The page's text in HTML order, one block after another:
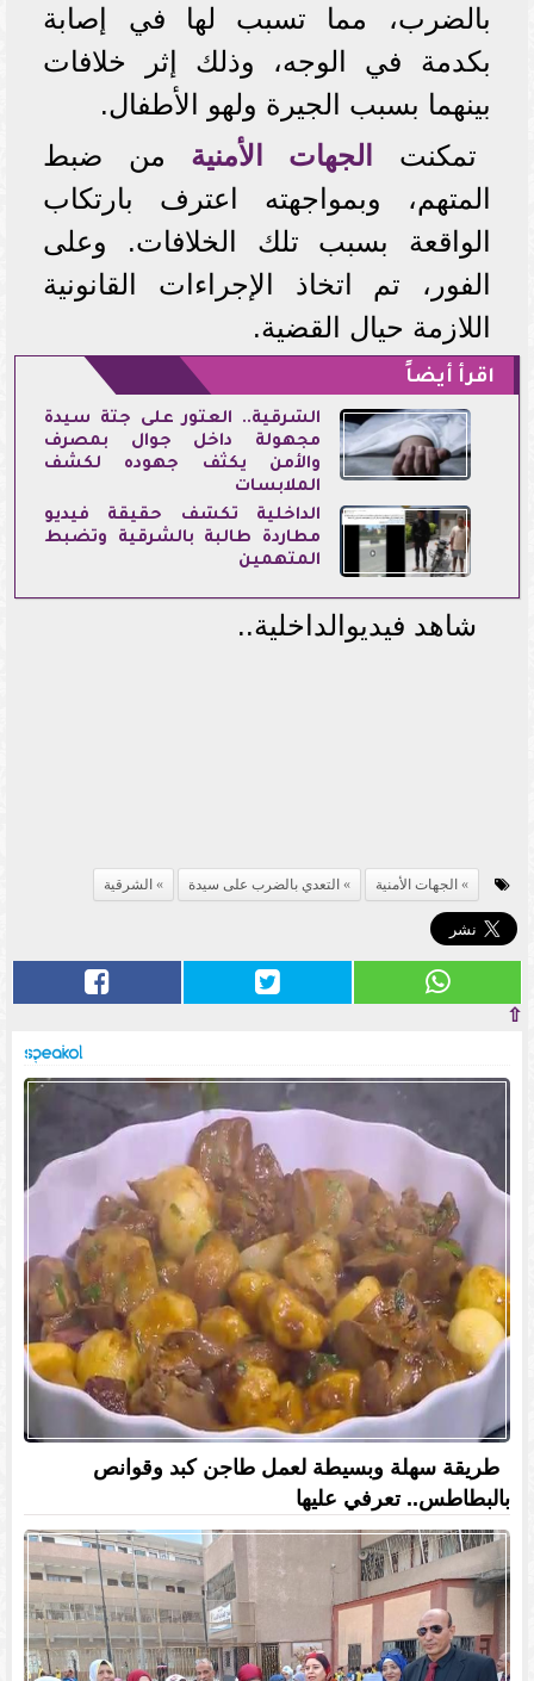
بالضرب، مما تسبب لها في إصابة
بكدمة في الوجه، وذلك إثر خلافات
بينهما بسبب الجيرة ولهو الأطفال.
تمكنت
الجهات الأمنية من ضبط
المتهم، وبمواجهته اعترف بارتكاب
الواقعة بسبب تلك الخلافات. وعلى
الفور، تم اتخاذ الإجراءات القانونية
اللازمة حيال القضية.
اقرأ أيضاً
الشرقية.. العثور على جثة سيدة
مجهولة داخل جوال بمصرف
والأمن يكثف جهوده لكشف
الملابسات
الداخلية تكشف حقيقة فيديو
مطاردة طالبة بالشرقية وتضبط
المتهمين
شاهد فيديوالداخلية..
الجهات الأمنية التعدي بالضرب على سيدة الشرقية
⇧
طريقة سهلة وبسيطة لعمل طاجن كبد وقوانص
بالبطاطس.. تعرفي عليها